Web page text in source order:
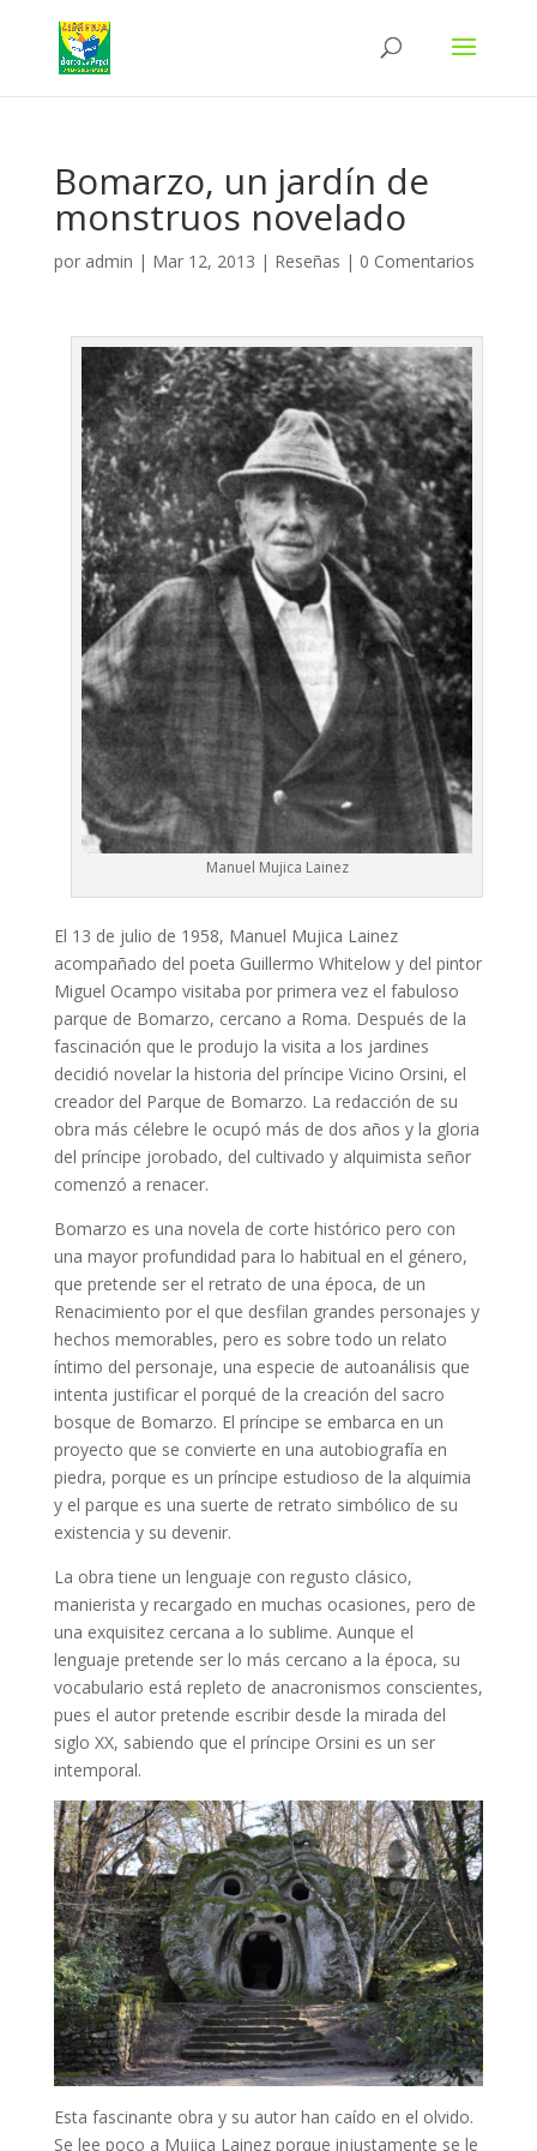
Bomarzo, un jardín de
monstruos novelado
por admin | Mar 12, 2013 | Reseñas | 0 Comentarios
Manuel Mujica Lainez
El 13 de julio de 1958, Manuel Mujica Lainez
acompañado del poeta Guillermo Whitelow y del pintor
Miguel Ocampo visitaba por primera vez el fabuloso
parque de Bomarzo, cercano a Roma. Después de la
fascinación que le produjo la visita a los jardines
decidió novelar la historia del príncipe Vicino Orsini, el
creador del Parque de Bomarzo. La redacción de su
obra más célebre le ocupó más de dos años y la gloria
del príncipe jorobado, del cultivado y alquimista señor
comenzó a renacer.
Bomarzo es una novela de corte histórico pero con
una mayor profundidad para lo habitual en el género,
que pretende ser el retrato de una época, de un
Renacimiento por el que desfilan grandes personajes y
hechos memorables, pero es sobre todo un relato
íntimo del personaje, una especie de autoanálisis que
intenta justificar el porqué de la creación del sacro
bosque de Bomarzo. El príncipe se embarca en un
proyecto que se convierte en una autobiografía en
piedra, porque es un príncipe estudioso de la alquimia
y el parque es una suerte de retrato simbólico de su
existencia y su devenir.
La obra tiene un lenguaje con regusto clásico,
manierista y recargado en muchas ocasiones, pero de
una exquisitez cercana a lo sublime. Aunque el
lenguaje pretende ser lo más cercano a la época, su
vocabulario está repleto de anacronismos conscientes,
pues el autor pretende escribir desde la mirada del
siglo XX, sabiendo que el príncipe Orsini es un ser
intemporal.
Esta fascinante obra y su autor han caído en el olvido.
Se lee poco a Mujica Lainez porque injustamente se le